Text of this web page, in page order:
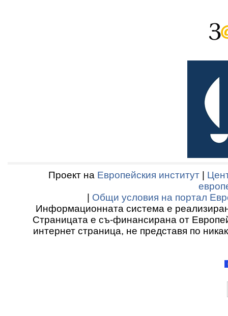
Проект на Европейския институт
Общи условия на портал
Информационната система е
Страницата е съ-финансирана от
интернет страница, не представя по